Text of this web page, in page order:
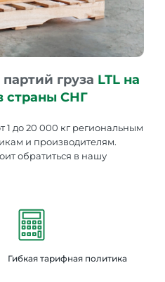
груза LTL на
страны СНГ
1 до 20 000 кг региональным
и производителям.
обратиться в нашу
Гибкая тарифная политика